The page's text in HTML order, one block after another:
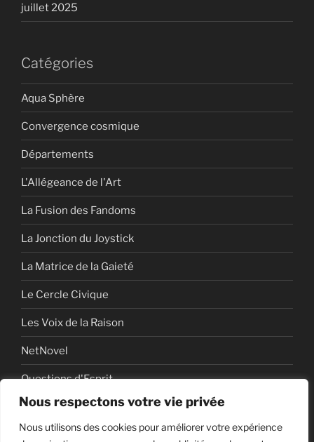
Nous respectons votre vie privée
Nous utilisons des cookies pour améliorer votre expérience
juillet 2025
Catégories
Aqua Sphère
Convergence cosmique
Départements
L'Allégeance de l'Art
La Fusion des Fandoms
La Jonction du Joystick
La Matrice de la Gaieté
Le Cercle Civique
Les Voix de la Raison
NetNovel
Questions d'Esprit
Série
Série vidéo